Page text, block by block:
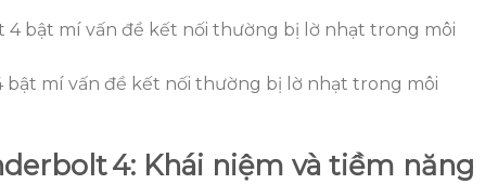
mí vấn đề kết nối thường bị lờ nhạt trong môi
4: Khái niệm và tiềm năng